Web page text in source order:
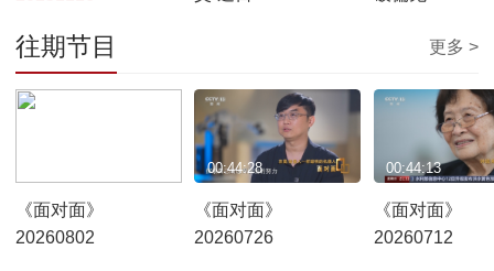
往期节目 更多 >
《面对面》
20260802
《面对面》
20260726
00:44:28
《面对面》
20260712
00:44:13